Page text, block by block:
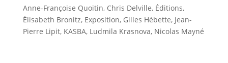
Anne-Françoise Quoitin, Chris Delville, Éditions,
Élisabeth Bronitz, Exposition, Gilles Hébette, Jean-
Pierre Lipit, KASBA, Ludmila Krasnova, Nicolas Mayné